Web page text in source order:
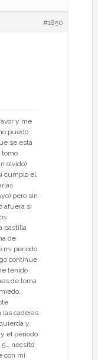
#1850
y me
puedo
se esta
tomo
olvido)
cumplo el
pero sin
afuera si
pastilla
de
mi periodo
continue
tenido
de toma
caderas
y
el periodo
necsito
con mi